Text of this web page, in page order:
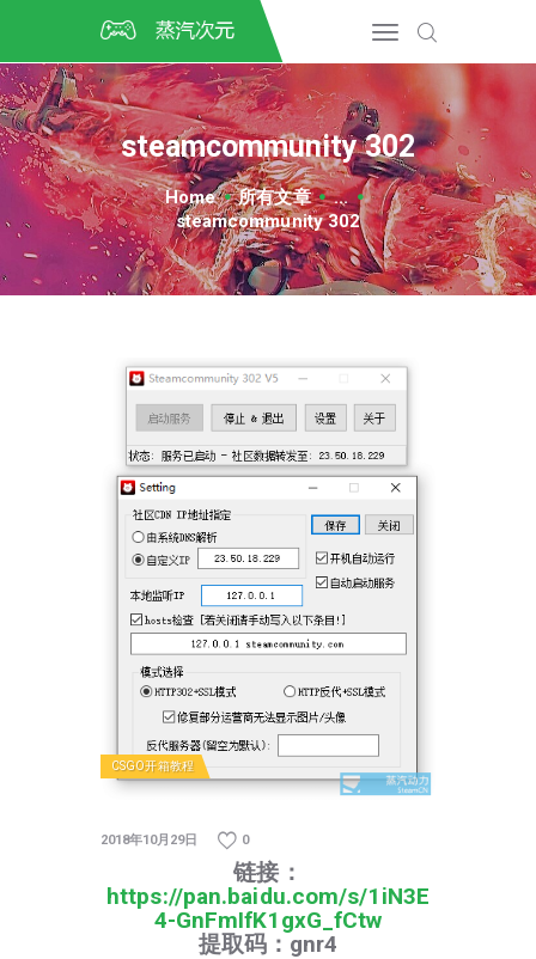
steamcommunity 302
Home 所有文章
...
steamcommunity 302
CSGO开箱
DOTA2开箱
开箱教程
CSGO/DOTA2/绝地求生第
三方开箱
COSPLAY
CSGO音乐盒
CSGO箱子
CSGO开箱教程
2018年10月29日 0
链接：
https://pan.baidu.com/s/1iN3E
4-GnFmIfK1gxG_fCtw
提取码：gnr4